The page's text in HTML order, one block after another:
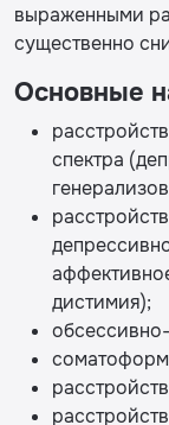
выраженными
существенно
Основные
спектра
дистимия);